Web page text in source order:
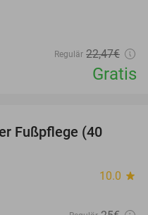
Regulär 22,47€
Gratis
Fußpflege (40
10.0 star